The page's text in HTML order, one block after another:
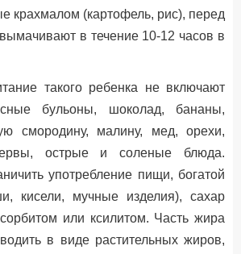
крахмалом (картофель, рис), перед
в течение 10-12 часов в
такого ребенка не включают
бульоны, шоколад, бананы,
смородину, малину, мед, орехи,
острые и соленые блюда.
употребление пищи, богатой
кисели, мучные изделия), сахар
или ксилитом. Часть жира
в виде растительных жиров,